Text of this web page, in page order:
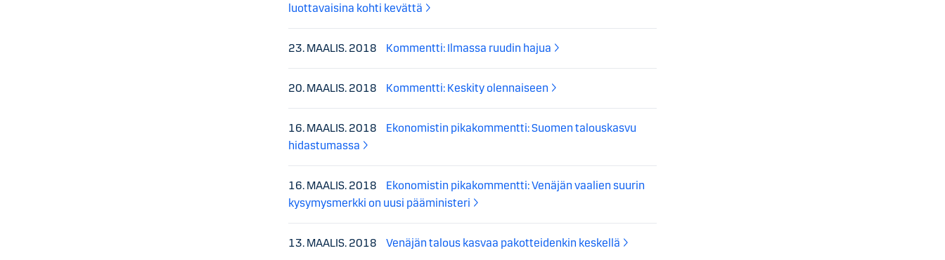
luottavaisina kohti kevättä
23. MAALIS. 2018 Kommentti: Ilmassa ruudin hajua
20. MAALIS. 2018 Kommentti: Keskity olennaiseen
16. MAALIS. 2018
Ekonomistin pikakommentti: Suomen talouskasvu
hidastumassa
16. MAALIS. 2018
Ekonomistin pikakommentti: Venäjän vaalien suurin
kysymysmerkki on uusi pääministeri
13. MAALIS. 2018 Venäjän talous kasvaa pakotteidenkin keskellä